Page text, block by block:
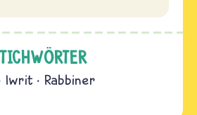
Iwrit Rabbiner